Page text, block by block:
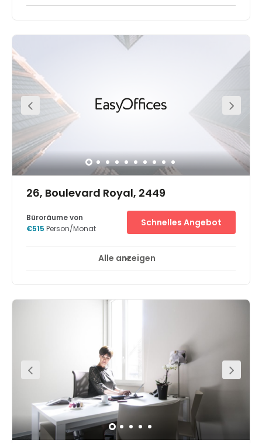
Institutionen und 20 Minuten vom internationalen
26, Boulevard Royal, 2449
Break-Out Bereiche Business-Lounge
Geschäftsviertels von Luxemburg, gelegen in einem
Banken, Investmentbanken und internationale
Versicherungsgesellschaften ganz in der Nähe liegen.
Einige Institutionen der europäischen Union, wie der
Europäische Gerichtshof und der europäische
Rechnungshof, liegen in der Nähe. Das
Geschäftszentrum ist gut mit öffentlichen Verkehrsmitteln
zu erreichen und es ist nur eine kurze Fahrt zu den
Autobahnen in Richtung Deutschland, Frankreich oder
Belgien. Grand Rue, eine wichtige Einkaufsstraße, und
Place d'Armes mit seinen vielen Cafés und Restaurants
Büroräume von
€515 Person/Monat
Schnelles Angebot
Alle anzeigen